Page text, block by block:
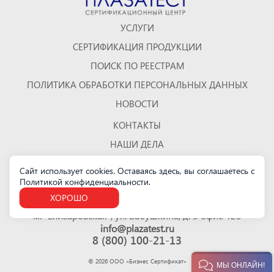
УСЛУГИ
СЕРТИФИКАЦИЯ ПРОДУКЦИИ
ПОИСК ПО РЕЕСТРАМ
ПОЛИТИКА ОБРАБОТКИ ПЕРСОНАЛЬНЫХ ДАННЫХ
НОВОСТИ
КОНТАКТЫ
НАШИ ДЕЛА
КАРТА САЙТА
Санкт-Петербург
м. "Елизаровская", ул. Бабушкина, д. 3 офис 423
info@plazatest.ru
8 (800) 100-21-13
© 2026ООО «Бизнес Cертификат»
Сайт использует cookies. Оставаясь здесь, вы соглашаетесь с
Политикой конфиденциальности.
ХОРОШО
МЫ ОНЛАЙН!